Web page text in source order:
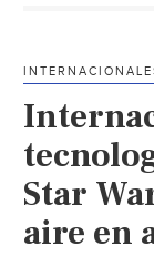
Star
aire en